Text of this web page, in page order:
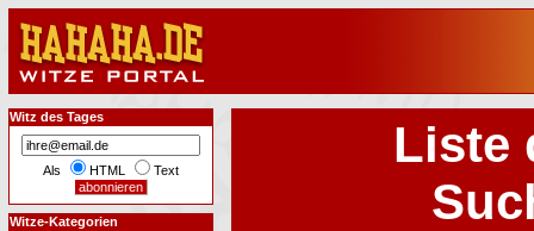
Liste
Witz des Tages
Als HTML Text
Witze-Kategorien